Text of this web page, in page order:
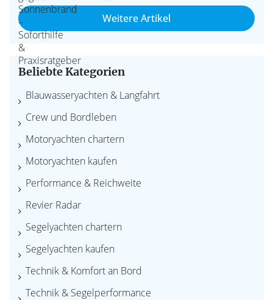
Weitere Artikel
Beliebte Kategorien
Blauwasseryachten & Langfahrt
Crew und Bordleben
Motoryachten chartern
Motoryachten kaufen
Performance & Reichweite
Revier Radar
Segelyachten chartern
Segelyachten kaufen
Technik & Komfort an Bord
Technik & Segelperformance